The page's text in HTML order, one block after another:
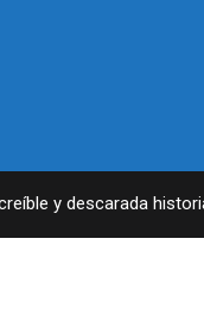
y descarada historia